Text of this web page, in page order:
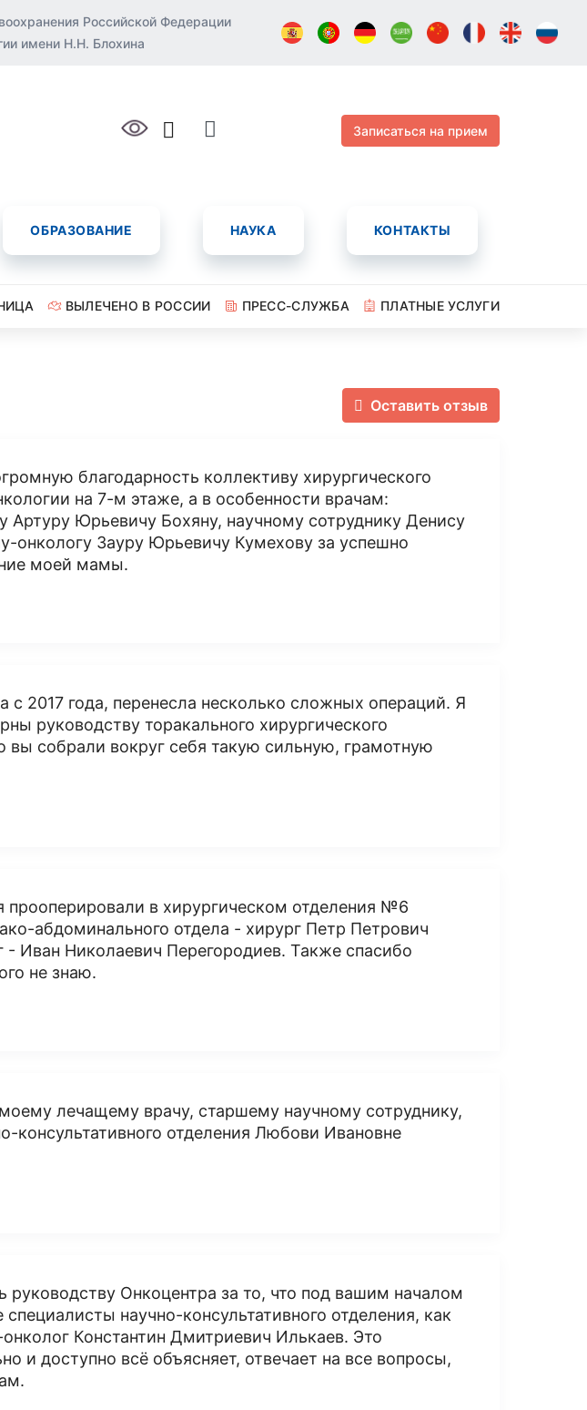
Российской Федерации
имени Н.Н. Блохина
Записаться на прием
ОБРАЗОВАНИЕ НАУКА КОНТАКТЫ
ВЫЛЕЧЕНО В РОССИИ ПРЕСС-СЛУЖБА
ПЛАТНЫЕ УСЛУГИ
Оставить отзыв
благодарность коллективу хирургического
на 7-м этаже, а в особенности врачам:
Артуру Юрьевичу Бохяну, научному сотруднику Денису
онкологу Зауру Юрьевичу Кумехову за успешно
моей мамы.
с 2017 года, перенесла несколько сложных операций. Я
руководству торакального хирургического
вы собрали вокруг себя такую сильную, грамотную
прооперировали в хирургическом отделения №6
абдоминального отдела - хирург Петр Петрович
Иван Николаевич Перегородиев. Также спасибо
не знаю.
лечащему врачу, старшему научному сотруднику,
консультативного отделения Любови Ивановне
руководству Онкоцентра за то, что под вашим началом
научно-консультативного отделения, как
Константин Дмитриевич Илькаев. Это
и доступно всё объясняет, отвечает на все вопросы,